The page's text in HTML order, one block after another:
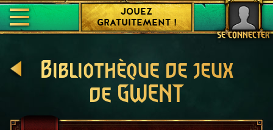
SE CONNECTER
JOUEZ
GRATUITEMENT !
Bibliothèque de jeux
de GWENT